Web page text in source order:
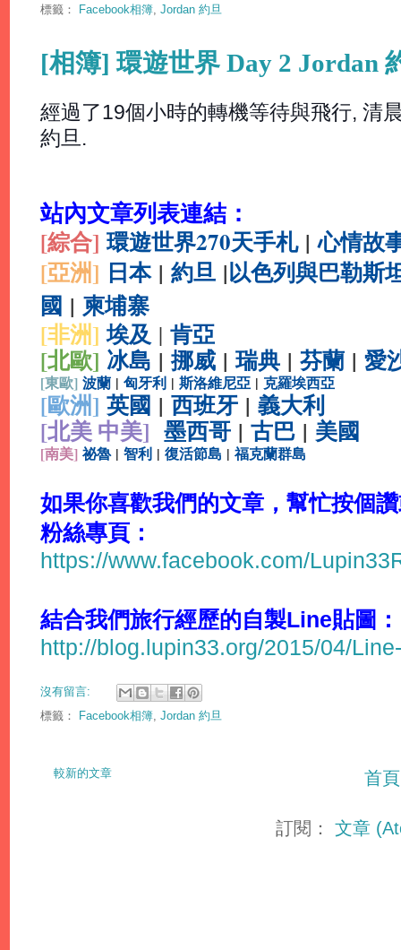
標籤： Facebook相簿, Jordan 約旦
[相簿] 環遊世界 Day 2 Jordan
經過了19個小時的轉機等待與飛行, 清
約旦.
站內文章列表連結：
[綜合] 環遊世界270天手札|心情故
[亞洲] 日本 | 約旦 |以色列與巴勒斯
國 | 柬埔寨
[非洲]埃及 | 肯亞
[北歐] 冰島 | 挪威 | 瑞典 | 芬蘭 | 愛
[東歐] 波蘭 | 匈牙利 | 斯洛維尼亞 | 克羅埃西亞
[歐洲] 英國 | 西班牙 | 義大利
[北美 中美] 墨西哥 | 古巴 | 美國
[南美] 祕魯 | 智利 | 復活節島 | 福克蘭群島
如果你喜歡我們的文章，幫忙按個
粉絲專頁：
https://www.facebook.com/
結合我們旅行經歷的自製Line貼圖：
http://blog.lupin33.org/2015/04/
沒有留言:
標籤： Facebook相簿 Jordan 約旦
較新的文章 首頁
訂閱：文章